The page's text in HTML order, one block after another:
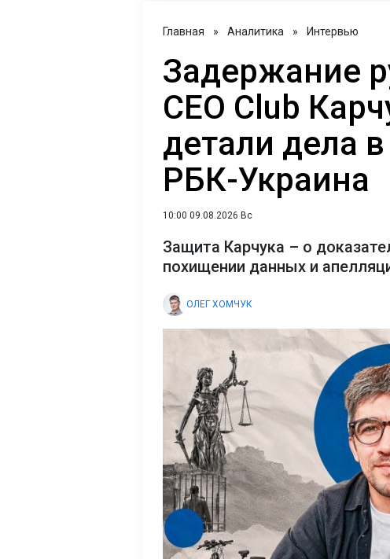
Главная » Аналитика » Интервью
Задержание
CEO Club
детали дела
РБК-Украина
10:00 09.08.2026 Вс
Защита Карчука – о
похищении данных и
ОЛЕГ ХОМЧУК